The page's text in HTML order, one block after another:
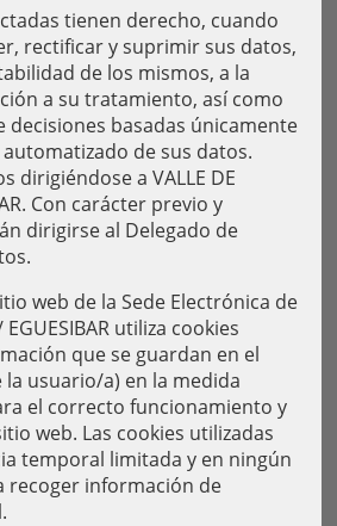
tienen derecho, cuando
rectificar y suprimir sus datos,
de los mismos, a la
a su tratamiento, así como
decisiones basadas únicamente
de sus datos.
dirigiéndose a VALLE DE
Con carácter previo y
dirigirse al Delegado de
web de la Sede Electrónica de
EGUESIBAR utiliza cookies
que se guardan en el
usuario/a) en la medida
el correcto funcionamiento y
web. Las cookies utilizadas
temporal limitada y en ningún
recoger información de